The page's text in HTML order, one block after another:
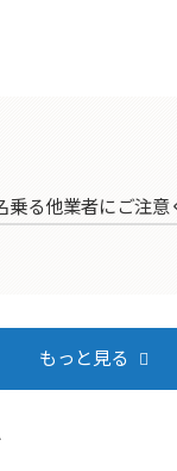
乗る他業者にご注意
もっと見る